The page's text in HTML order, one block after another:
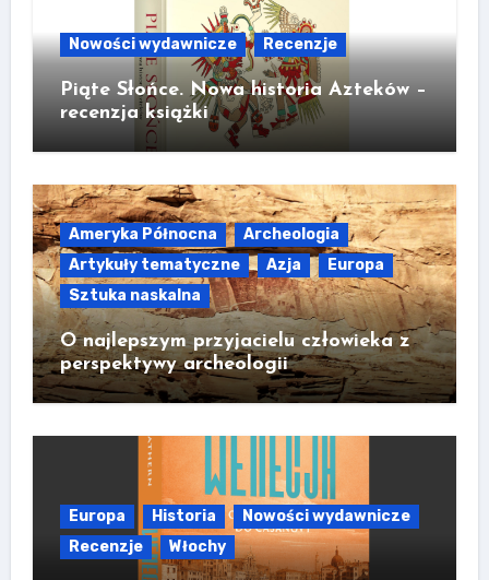
Nowości wydawnicze Recenzje
Piąte Słońce. Nowa historia Azteków –
recenzja książki
Ameryka Północna
Archeologia
Artykuły tematyczne
Azja
Europa
Sztuka naskalna
O najlepszym przyjacielu człowieka z
perspektywy archeologii
Europa Historia
Nowości wydawnicze
Recenzje
Włochy